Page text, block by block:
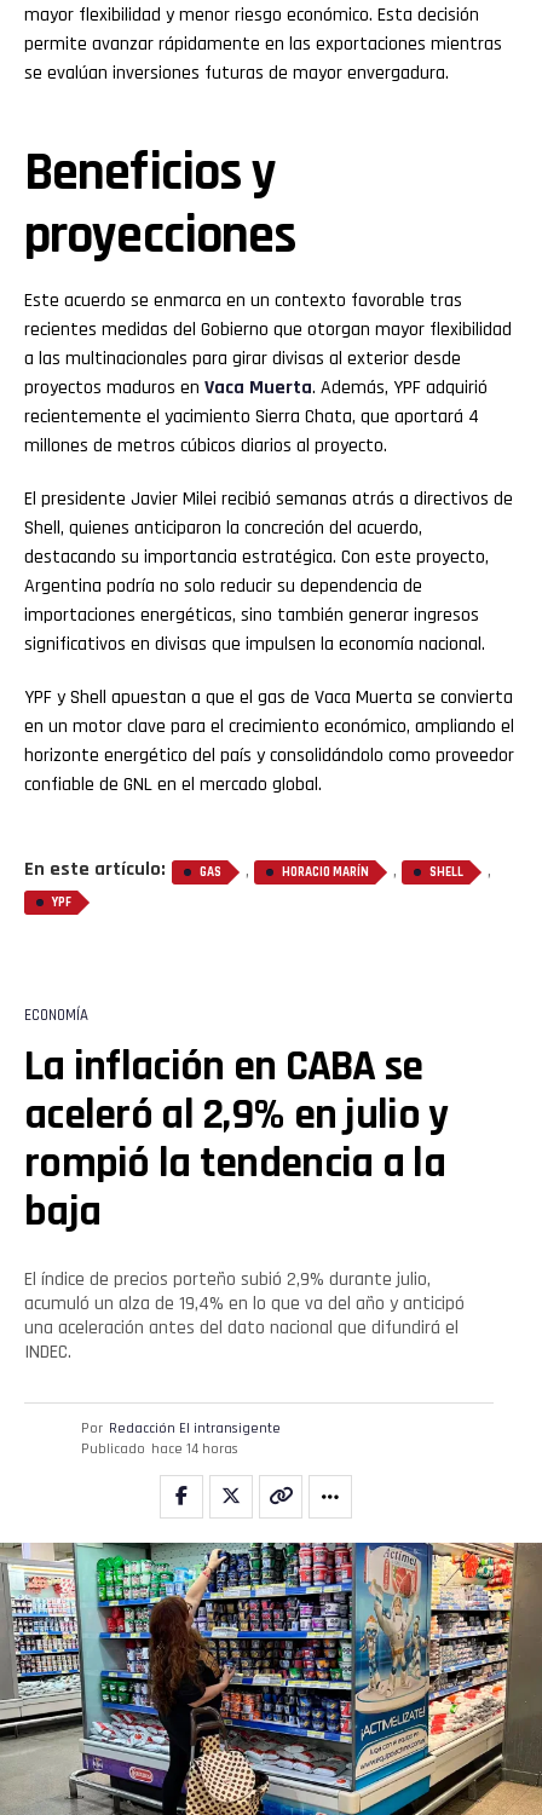
mayor flexibilidad y menor riesgo económico. Esta decisión
permite avanzar rápidamente en las exportaciones mientras
se evalúan inversiones futuras de mayor envergadura.
Beneficios y
proyecciones
Este acuerdo se enmarca en un contexto favorable tras
recientes medidas del Gobierno que otorgan mayor flexibilidad
a las multinacionales para girar divisas al exterior desde
proyectos maduros en Vaca Muerta. Además, YPF adquirió
recientemente el yacimiento Sierra Chata, que aportará 4
millones de metros cúbicos diarios al proyecto.
El presidente Javier Milei recibió semanas atrás a directivos de
Shell, quienes anticiparon la concreción del acuerdo,
destacando su importancia estratégica. Con este proyecto,
Argentina podría no solo reducir su dependencia de
importaciones energéticas, sino también generar ingresos
significativos en divisas que impulsen la economía nacional.
YPF y Shell apuestan a que el gas de Vaca Muerta se convierta
en un motor clave para el crecimiento económico, ampliando el
horizonte energético del país y consolidándolo como proveedor
confiable de GNL en el mercado global.
En este artículo: GAS , HORACIO MARÍN , SHELL ,
YPF
ECONOMÍA
La inflación en CABA se
aceleró al 2,9% en julio y
rompió la tendencia a la
baja
El índice de precios porteño subió 2,9% durante julio,
acumuló un alza de 19,4% en lo que va del año y anticipó
una aceleración antes del dato nacional que difundirá el
INDEC.
Por Redacción El intransigente
Publicado hace 14 horas
Reddit
Pinterest